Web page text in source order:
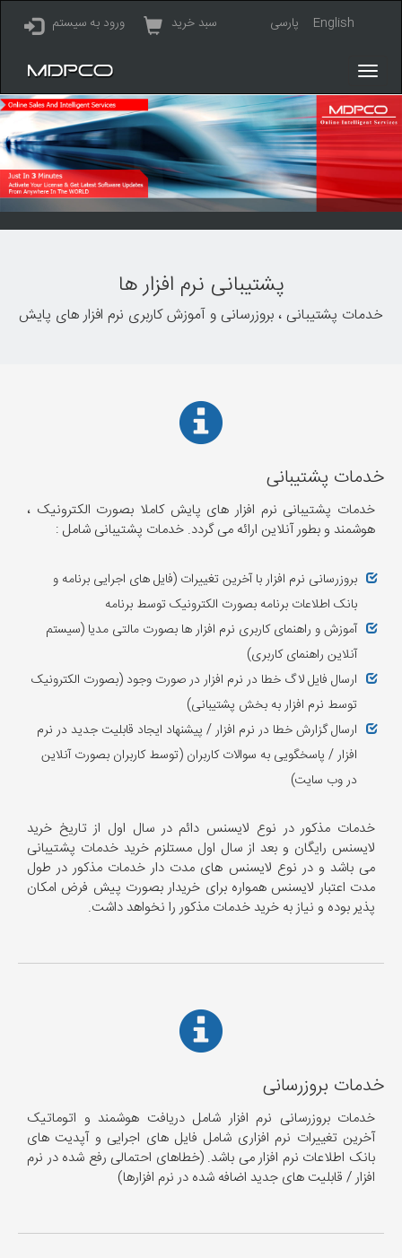
پارسی English ورود به سیستم سبد خرید
پشتیبانی نرم افزار ها
خدمات پشتیبانی ، بروزرسانی و آموزش کاربری نرم افزار های پایش
خدمات پشتیبانی
خدمات پشتیبانی نرم افزار های پایش کاملا بصورت الکترونیک ،
هوشمند و بطور آنلاین ارائه می گردد. خدمات پشتیبانی شامل :
بروزرسانی نرم افزار با آخرین تغییرات (فایل های اجرایی برنامه و
بانک اطلاعات برنامه بصورت الکترونیک توسط برنامه
آموزش و راهنمای کاربری نرم افزار ها بصورت مالتی مدیا (سیستم
آنلاین راهنمای کاربری)
ارسال فایل لاگ خطا در نرم افزار در صورت وجود (بصورت الکترونیک
توسط نرم افزار به بخش پشتیبانی)
ارسال گزارش خطا در نرم افزار / پیشنهاد ایجاد قابلیت جدید در نرم
افزار / پاسخگویی به سوالات کاربران (توسط کاربران بصورت آنلاین
در وب سایت)
خدمات مذکور در نوع لایسنس دائم در سال اول از تاریخ خرید
لایسنس رایگان و بعد از سال اول مستلزم خرید خدمات پشتیبانی
می باشد و در نوع لایسنس های مدت دار خدمات مذکور در طول
مدت اعتبار لایسنس همواره برای خریدار بصورت پیش فرض امکان
پذیر بوده و نیاز به خرید خدمات مذکور را نخواهد داشت.
خدمات بروزرسانی
خدمات بروزرسانی نرم افزار شامل دریافت هوشمند و اتوماتیک
آخرین تغییرات نرم افزاری شامل فایل های اجرایی و آپدیت های
بانک اطلاعات نرم افزار می باشد. (خطاهای احتمالی رفع شده در نرم
افزار / قابلیت های جدید اضافه شده در نرم افزارها)